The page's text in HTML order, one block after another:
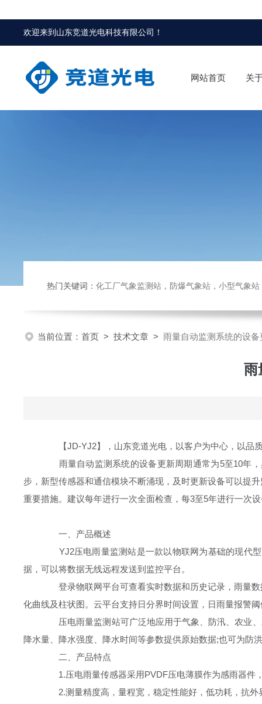
欢迎来到 山东竞道光电科技有限公司 ！
网站首页 关
热门关键词： 化工厂气象监测站，防爆气象站，小型气象站，化
当前位置： 首页 > 技术文章 > 雨量自动监测系统的设
雨
【JD-YJ2】，山东竞道光电，以客户为中心，以品
雨量自动监测系统的设备更新周期通常为5至10年，
步，新型传感器和通信模块不断涌现，及时更新设备可以提
重要措施。建议每年进行一次全面检查，每3至5年进行一次
一、产品概述
YJ2压电雨量监测站是一款以物联网为基础的现代型
据，可以将数据无线远程发送到监控平台。
登录物联网平台可查看实时数据和历史记录，雨量数
化曲线及柱状图。云平台支持日分界时间设置，日雨量报警
压电雨量监测站可广泛地应用于气象、防汛、农业、
降水量、降水强度、降水时间等参数提供原始数据;也可为防
二、产品特点
1.压电雨量传感器采用PVDF压电薄膜作为感雨器件
2.测量精度高，量程宽，稳定性能好，低功耗，抗外